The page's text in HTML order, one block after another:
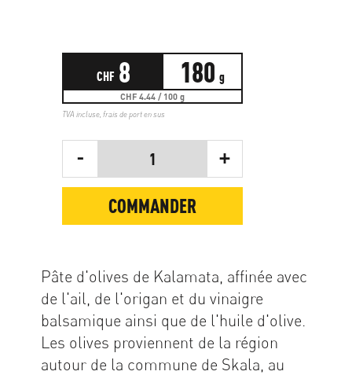
CHF 8 180 g
CHF 4.44 / 100 g
TVA incluse, frais de port en sus
- 1 +
COMMANDER
Pâte d'olives de Kalamata, affinée avec
de l'ail, de l'origan et du vinaigre
balsamique ainsi que de l'huile d'olive.
Les olives proviennent de la région
autour de la commune de Skala, au